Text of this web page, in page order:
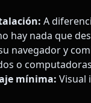
A
hay nada que
navegador y
o
mínima: Visual